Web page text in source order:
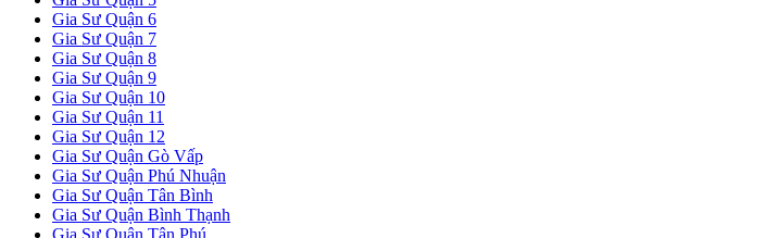
Gia Sư Quận 6
Gia Sư Quận 7
Gia Sư Quận 8
Gia Sư Quận 9
Gia Sư Quận 10
Gia Sư Quận 11
Gia Sư Quận 12
Gia Sư Quận Gò Vấp
Gia Sư Quận Phú Nhuận
Gia Sư Quận Tân Bình
Gia Sư Quận Bình Thạnh
Gia Sư Quận Tân Phú